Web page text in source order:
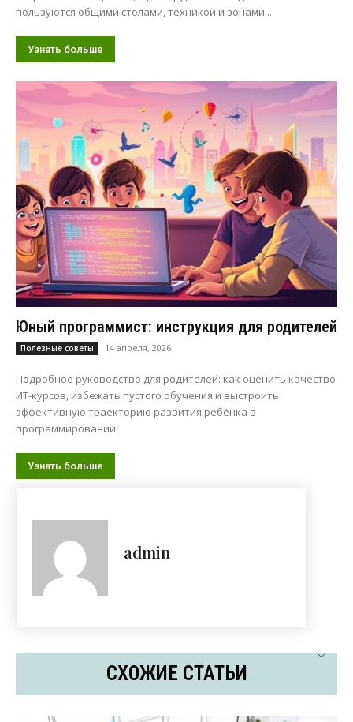
пользуются общими столами, техникой и зонами...
Узнать больше
Юный программист: инструкция для родителей
Полезные советы 14 апреля, 2026
Подробное руководство для родителей: как оценить качество
ИТ-курсов, избежать пустого обучения и выстроить
эффективную траекторию развития ребёнка в
программировании
Узнать больше
admin
СХОЖИЕ СТАТЬИ